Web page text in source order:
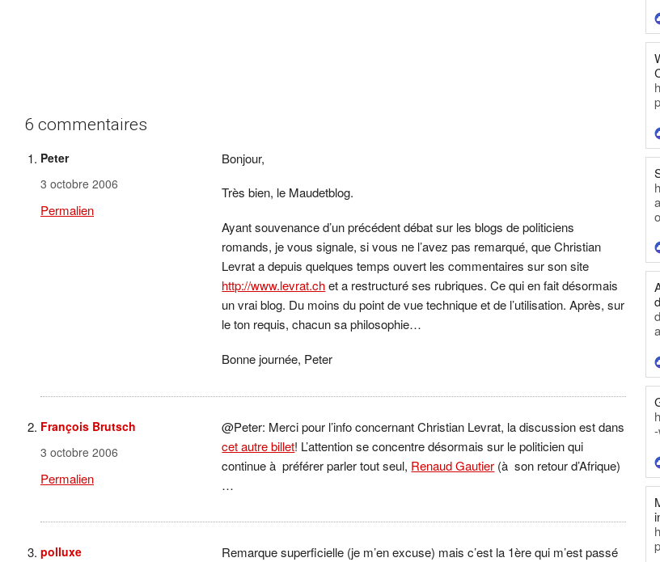
6 commentaires
Peter
3 octobre 2006
Permalien
Bonjour,
Très bien, le Maudetblog.
Ayant souvenance d’un précédent débat sur les blogs de politiciens
romands, je vous signale, si vous ne l’avez pas remarqué, que Christian
Levrat a depuis quelques temps ouvert les commentaires sur son site
http://www.levrat.chet a restructuré ses rubriques. Ce qui en fait désormais
un vrai blog. Du moins du point de vue technique et de l’utilisation. Après, sur
le ton requis, chacun sa philosophie…
Bonne journée, Peter
François Brutsch
3 octobre 2006
Permalien
@Peter: Merci pour l’info concernant Christian Levrat, la discussion est dans
cet autre billet! L’attention se concentre désormais sur le politicien qui
continue à préférer parler tout seul, Renaud Gautier (à son retour d’Afrique)
…
polluxe
Remarque superficielle (je m’en excuse) mais c’est la 1ère qui m’est passé